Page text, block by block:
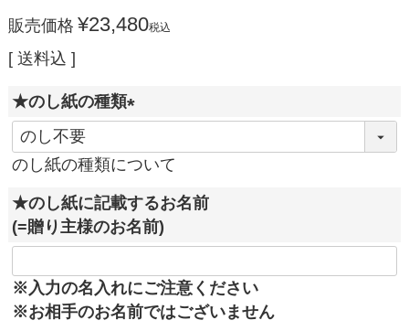
販売価格 ¥23,480税込
送料込
★のし紙の種類
必
)
のし紙の種類について
★のし紙に記載するお名前
(=贈り主様のお名前)
※入力の名入れにご注意ください
※お相手のお名前ではございません